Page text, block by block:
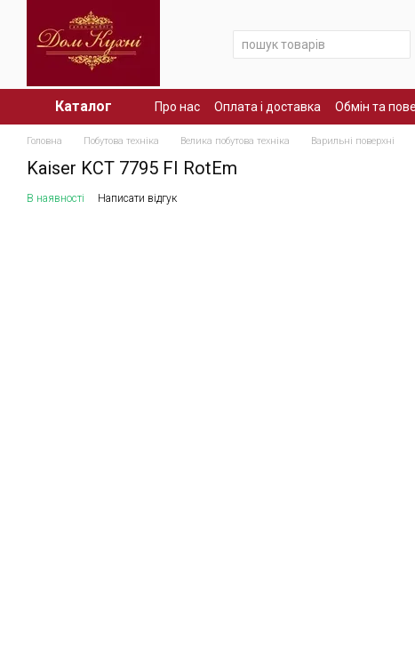
Перейти до основного контенту
Каталог Про нас Оплата і доставка Обмін та
Головна Побутова техніка Велика побутова техніка Варильні поверхні
Kaiser KCT 7795 FI RotEm
В наявності Написати відгук